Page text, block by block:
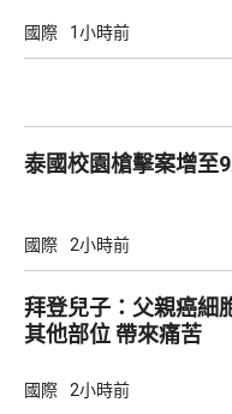
國際 1小時前
泰國校園槍擊案增至
國際 2小時前
拜登兒子：父親癌細
其他部位 帶來痛苦
國際 2小時前